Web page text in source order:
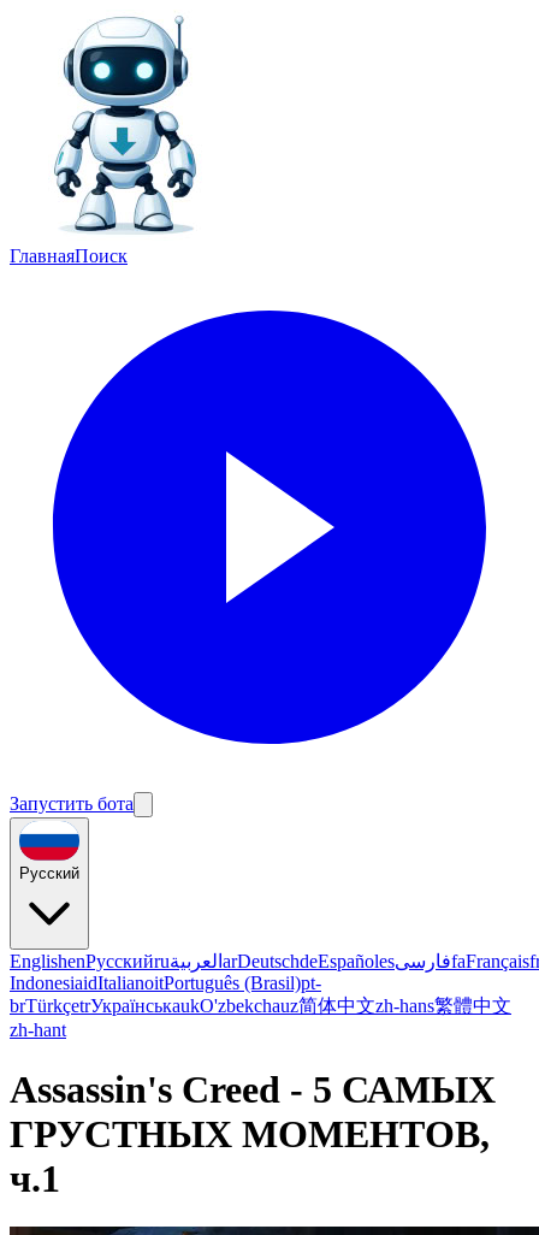
ГлавнаяПоиск
Запустить бота
Русский
EnglishenРусскийruالعربية arDeutschdeEspañolesفارسیfaFrançais
IndonesiaidItalianoitPortuguês (Brasil)pt-
brTürkçetrУкраїнськаukO'zbekchauz简体中文zh-hans繁體中文
zh-hant
Assassin's Creed - 5 САМЫХ
ГРУСТНЫХ МОМЕНТОВ,
ч.1